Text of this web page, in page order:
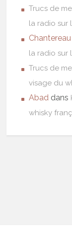
Trucs de
la radio sur
Chantereau
la radio sur
Trucs de
visage du
Abad dans
whisky